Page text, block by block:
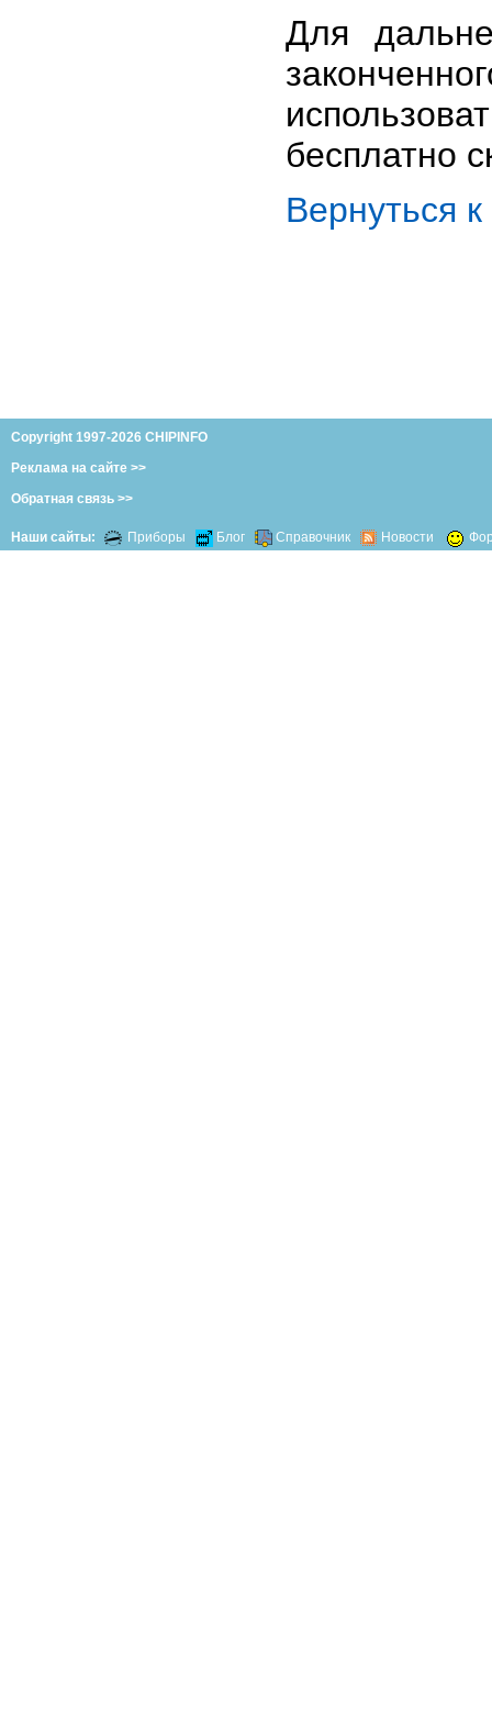
Для
бесплатно
Вернуться
Copyright 1997-2026 CHIPINFO
Реклама на сайте >>
Обратная связь >>
Наши сайты: Приборы Блог Справочник Новости